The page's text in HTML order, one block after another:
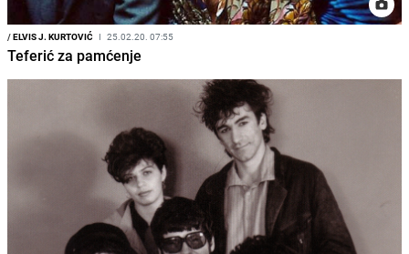
/ELVIS J. KURTOVIĆ I 25.02.20. 07:55
Teferić za pamćenje